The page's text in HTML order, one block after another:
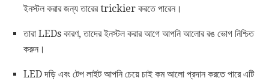
ইনস্টল করার জন্য তারের trickier করতে পারেন।
তারা LEDs কারণ, তাদের ইনস্টল করার আগে আপনি আলোর রঙ ভোগ নিশ্চিত
করুন।
LED দড়ি এবং টেপ লাইট আপনি চেয়ে চাই কম আলো প্রদান করতে পারে এটি